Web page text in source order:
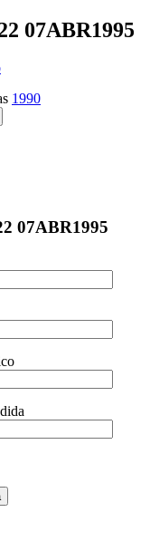
07ABR1995
1990
07ABR1995